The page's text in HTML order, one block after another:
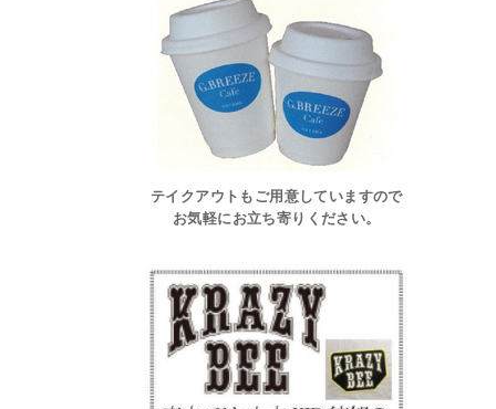
テイクアウトもご用意していますので
お気軽にお立ち寄りください。